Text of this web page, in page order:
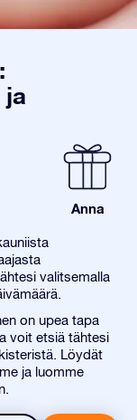
ja
Anna
valitsemalla
on upea tapa
voit etsiä tähtesi
Löydät
ja luomme